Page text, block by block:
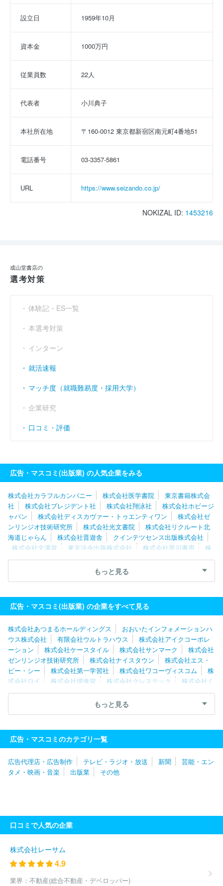
設立日 1959年10月
資本金 1000万円
従業員数 22人
代表者 小川典子
本社所在地 〒160-0012 東京都新宿区南元町4番地51
電話番号 03-3357-5861
URL https://www.seizando.co.jp/
NOKIZAL ID: 1453216
成山堂書店の
選考対策
体験記・ES一覧
本選考対策
インターン
就活速報
マッチ度（就職難易度・採用大学）
企業研究
口コミ・評価
広告・マスコミ(出版業) の人気企業をみる
株式会社カラフルカンパニー 株式会社医学書院
東京書籍株式会
社
株式会社プレジデント社 株式会社翔泳社
株式会社ホビージ
ャパン
株式会社ディスカヴァー・トゥエンティワン
株式会社ゼ
ンリンジオ技術研究所
株式会社光文書院
株式会社リクルート北
海道じゃらん
株式会社晋遊舎
クインテツセンス出版株式会社
株式会社文溪堂
東京法令出版株式会社 株式会社早川書房
株
式会社増進堂
株式会社エス・ピー・シー
ＭＢＫ Ｗｅｌｌｎｅ
有限会社ウルトラハウス
株式会社アイクコーポレ
ーション
会社じほう
株式会社日本入試センター 株式会社くもん出版
株
式会社扶桑社
株式会社ぎょうせい
もっと見る
広告・マスコミ(出版業) の企業をすべて見る
株式会社あつまるホールディングス
おおいたインフォメーションハ
ウス株式会社
有限会社ウルトラハウス
株式会社アイクコーポレ
ーション
株式会社ケースタイル 株式会社サンマーク
株式会社
ゼンリンジオ技術研究所
株式会社ナイスタウン
株式会社エス・
ピー・シー
株式会社第一学習社 株式会社ワコーヴィスコム
株
式会社ロイ
株式会社増進堂 株式会社クレステック
株式会社く
もん出版
数研出版株式会社 株式会社カラフルカンパニー
東京
株式会社ジェイオフィス
株式会社くふうしず
おか
ぱど
株式会社カレンテックス
株式会社リクルート北海道じゃら
ん
クインテツセンス出版株式会社
ＳＳ
株式会社造形社 株式会社文芸社
明治図書出版株式会社
株式会社ＳＨＩ
株式会社講談社
スティーニ・ジャパン
株式会社緑書房
株式会社プレジデント社
株式会社サイファ
株式会社コロナ社
共立出版株式会社
株式会社マガジンハウス
株式会社八重洲出版
ント有限会社
ント
株式会社ディスカヴァー・トゥエンティワン
ジャパン株式会社
スターツ出版株式会社
ＳＢ
もっと見る
広告・マスコミのカテゴリ一覧
広告代理店・広告制作 テレビ・ラジオ・放送 新聞
芸能・エン
タメ・映画・音楽
出版業 その他
口コミで人気の企業
株式会社レーサム
4.9
業界： 不動産(総合不動産・デベロッパー)